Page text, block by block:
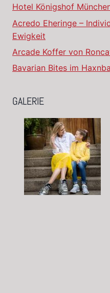
Hotel Königshof
Acredo Eheringe –
Ewigkeit
Arcade Koffer von
Bavarian Bites im
GALERIE